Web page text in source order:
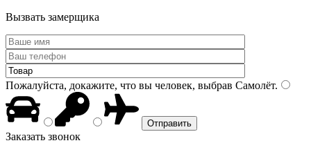
Вызвать замерщика
Пожалуйста, докажите, что вы человек, выбрав Самолёт.
Заказать звонок